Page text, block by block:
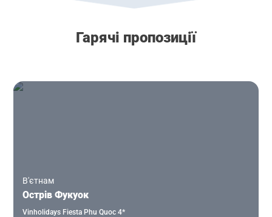
Гарячі пропозиції
В'єтнам
Острів Фукуок
Vinholidays Fiesta Phu Quoc 4*